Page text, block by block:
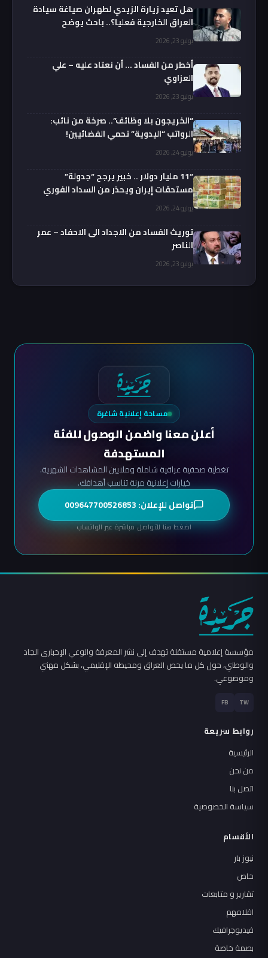
هل تعيد زيارة الزيدي لطهران صياغة سيادة
العراق الخارجية فعليا؟.. باحث يوضح
يوليو 23, 2026
أخطر من الفساد … أن نعتاد عليه – علي
العزاوي
يوليو 23, 2026
“الخريجون بلا وظائف”.. صرخة من نائب:
الرواتب “اليدوية” تحمي الفضائيين!
يوليو 24, 2026
“11 مليار دولار .. خبير يرجح “جدولة”
مستحقات إيران ويحذر من السداد الفوري
يوليو 24, 2026
توريث الفساد من الاجداد الى الاحفاد – عمر
الناصر
يوليو 23, 2026
مساحة إعلانية شاغرة
أعلن معنا واضمن الوصول للفئة
المستهدفة
تغطية صحفية عراقية شاملة وملايين المشاهدات الشهرية.
خيارات إعلانية مرنة تناسب أهدافك.
تواصل للإعلان: 009647700526853
اضغط هنا للتواصل مباشرة عبر الواتساب
مؤسسة إعلامية مستقلة تهدف إلى نشر المعرفة والوعي الإخباري الجاد
والوطني، حول كل ما يخص العراق ومحيطه الإقليمي، بشكل مهني
وموضوعي.
TW
FB
روابط سريعة
الرئيسية
من نحن
اتصل بنا
سياسة الخصوصية
الأقسام
نيوز بار
خاص
تقارير و متابعات
اقلامهم
فيديوجرافيك
بصمة خاصة